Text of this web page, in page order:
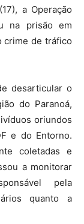
a Operação
na prisão em
crime de tráfico
desarticular o
do Paranoá,
oriundos
e do Entorno.
coletadas e
a monitorar
pela
quanto a